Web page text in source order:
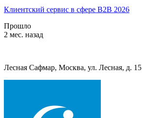
Клиентский сервис в сфере B2B 2026
Прошло
2 мес. назад
Лесная Сафмар, Москва, ул. Лесная, д. 15